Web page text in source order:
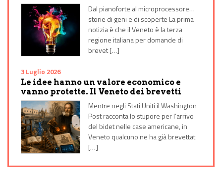
Dal pianoforte al microprocessore…
storie di geni e di scoperte La prima
notizia è che il Veneto è la terza
regione italiana per domande di
brevet […]
3 Luglio 2026
Le idee hanno un valore economico e
vanno protette. Il Veneto dei brevetti
Mentre negli Stati Uniti il Washington
Post racconta lo stupore per l’arrivo
del bidet nelle case americane, in
Veneto qualcuno ne ha già brevettat
[…]